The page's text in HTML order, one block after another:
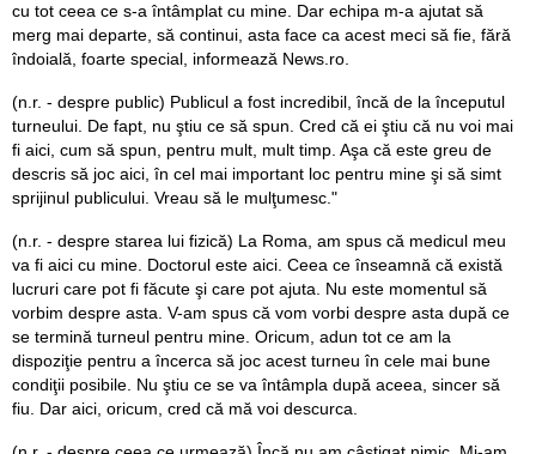
cu tot ceea ce s-a întâmplat cu mine. Dar echipa m-a ajutat să
merg mai departe, să continui, asta face ca acest meci să fie, fără
îndoială, foarte special, informează News.ro.
(n.r. - despre public) Publicul a fost incredibil, încă de la începutul
turneului. De fapt, nu ştiu ce să spun. Cred că ei ştiu că nu voi mai
fi aici, cum să spun, pentru mult, mult timp. Aşa că este greu de
descris să joc aici, în cel mai important loc pentru mine şi să simt
sprijinul publicului. Vreau să le mulţumesc."
(n.r. - despre starea lui fizică) La Roma, am spus că medicul meu
va fi aici cu mine. Doctorul este aici. Ceea ce înseamnă că există
lucruri care pot fi făcute şi care pot ajuta. Nu este momentul să
vorbim despre asta. V-am spus că vom vorbi despre asta după ce
se termină turneul pentru mine. Oricum, adun tot ce am la
dispoziţie pentru a încerca să joc acest turneu în cele mai bune
condiţii posibile. Nu ştiu ce se va întâmpla după aceea, sincer să
fiu. Dar aici, oricum, cred că mă voi descurca.